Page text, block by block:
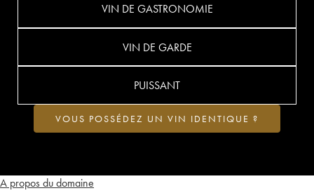
A propos du domaine
VIN DE GASTRONOMIE
VIN DE GARDE
PUISSANT
VOUS POSSÉDEZ UN VIN IDENTIQUE ?